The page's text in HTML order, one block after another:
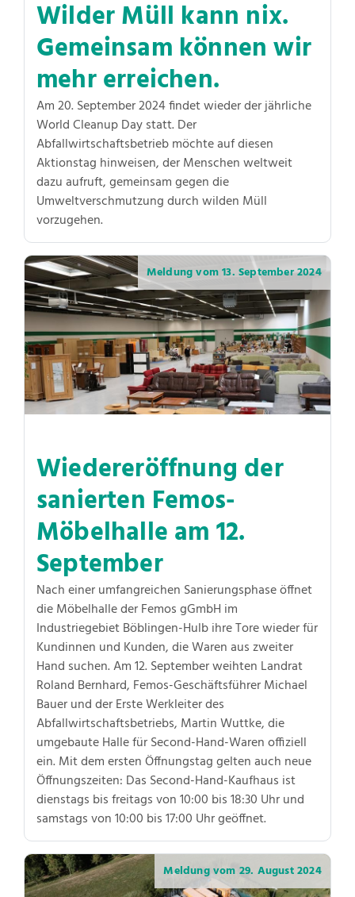
Wilder Müll kann nix.
Gemeinsam können wir
mehr erreichen.
Am 20. September 2024 findet wieder der jährliche
World Cleanup Day statt. Der
Abfallwirtschaftsbetrieb möchte auf diesen
Aktionstag hinweisen, der Menschen weltweit
dazu aufruft, gemeinsam gegen die
Umweltverschmutzung durch wilden Müll
vorzugehen.
Meldung vom13. September 2024
Wiedereröffnung der
sanierten Femos-
Möbelhalle am 12.
September
Nach einer umfangreichen Sanierungsphase öffnet
die Möbelhalle der Femos gGmbH im
Industriegebiet Böblingen-Hulb ihre Tore wieder für
Kundinnen und Kunden, die Waren aus zweiter
Hand suchen. Am 12. September weihten Landrat
Roland Bernhard, Femos-Geschäftsführer Michael
Bauer und der Erste Werkleiter des
Abfallwirtschaftsbetriebs, Martin Wuttke, die
umgebaute Halle für Second-Hand-Waren offiziell
ein. Mit dem ersten Öffnungstag gelten auch neue
Öffnungszeiten: Das Second-Hand-Kaufhaus ist
dienstags bis freitags von 10:00 bis 18:30 Uhr und
samstags von 10:00 bis 17:00 Uhr geöffnet.
Meldung vom 29. August 2024